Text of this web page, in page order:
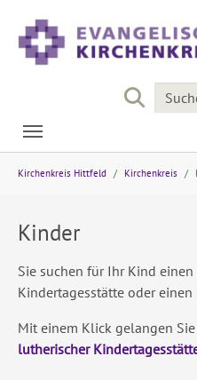
Kirchenkreis Hittfeld Kirchenkreis
Kinder
Sie suchen für Ihr Kind
Kindertagesstätte oder
Mit einem Klick gelangen
lutherischer